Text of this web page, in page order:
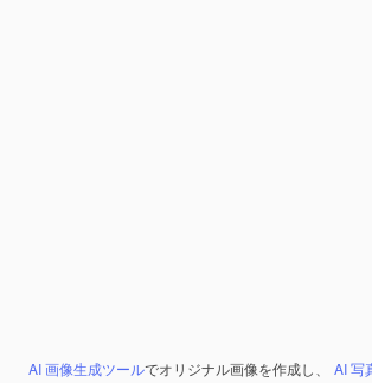
AI 画像生成ツールでオリジナル画像を作成し、 AI 写